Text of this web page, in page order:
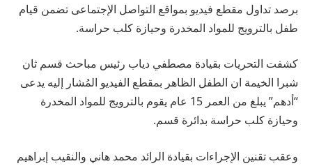
برصد تداول مقطع فيديو بمواقع التواصل الإجتماعى تضمن قيام
طفل بالترويج للمواد المخدرة وحيازة كلب حراسة.
كشفت التحريات بقيادة مصطفي دياب رئيس مباحث قسم ثان
شبرا الخيمة ان الطفل الظاهر بمقطع الفيديو المُشار إليه يدعى
“أدهم” يبلغ من العمر 15 عام يقوم بالترويج للمواد المخدرة
وحيازة كلب حراسة بدائرة قسم.
وعقب تقنين الإجراءات بقيادة الرائد محمد هاني والنقيب إبراهيم